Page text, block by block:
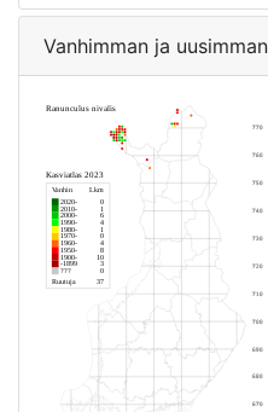
Vanhimman ja